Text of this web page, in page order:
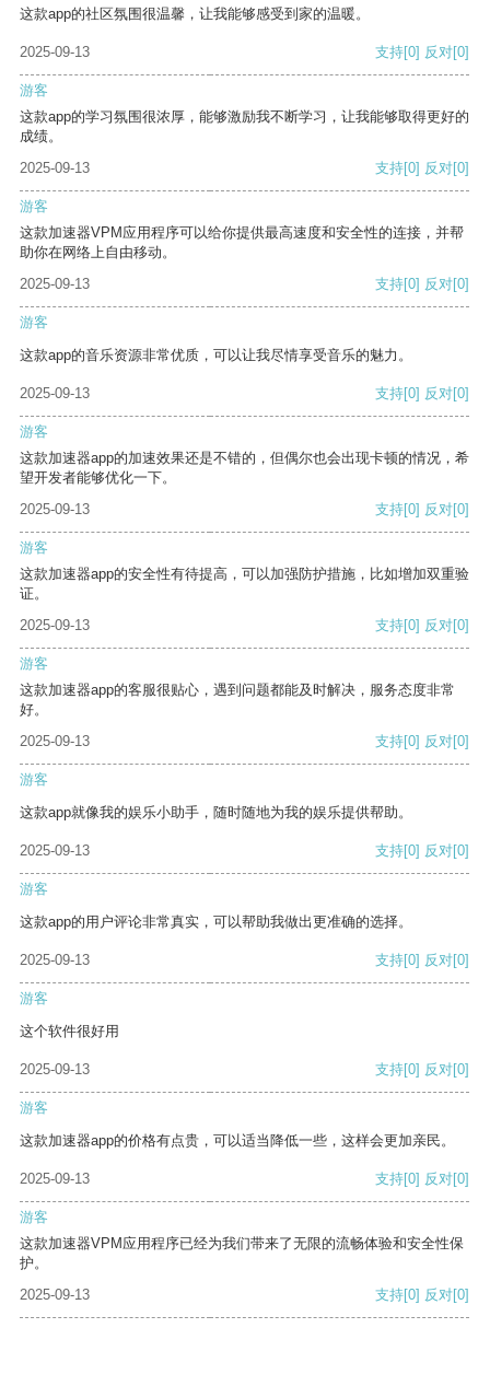
这款app的社区氛围很温馨，让我能够感受到家的温暖。
2025-09-13 支持[0] 反对[0]
游客
这款app的学习氛围很浓厚，能够激励我不断学习，让我能够取得更好的
成绩。
2025-09-13
支持[0] 反对[0]
游客
这款加速器VPM应用程序可以给你提供最高速度和安全性的连接，并帮
助你在网络上自由移动。
2025-09-13
支持[0] 反对[0]
游客
这款app的音乐资源非常优质，可以让我尽情享受音乐的魅力。
2025-09-13 支持[0] 反对[0]
游客
这款加速器app的加速效果还是不错的，但偶尔也会出现卡顿的情况，希
望开发者能够优化一下。
2025-09-13
支持[0] 反对[0]
游客
这款加速器app的安全性有待提高，可以加强防护措施，比如增加双重验
证。
2025-09-13
支持[0] 反对[0]
游客
这款加速器app的客服很贴心，遇到问题都能及时解决，服务态度非常
好。
2025-09-13
支持[0] 反对[0]
游客
这款app就像我的娱乐小助手，随时随地为我的娱乐提供帮助。
2025-09-13 支持[0] 反对[0]
游客
这款app的用户评论非常真实，可以帮助我做出更准确的选择。
2025-09-13 支持[0] 反对[0]
游客
这个软件很好用
2025-09-13 支持[0] 反对[0]
游客
这款加速器app的价格有点贵，可以适当降低一些，这样会更加亲民。
2025-09-13 支持[0] 反对[0]
游客
这款加速器VPM应用程序已经为我们带来了无限的流畅体验和安全性保
护。
2025-09-13
支持[0] 反对[0]